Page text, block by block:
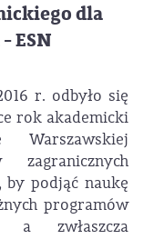
dla
ESN
r. odbyło się
rok akademicki
Warszawskiej
by podjąć naukę
programów
a zwłaszcza